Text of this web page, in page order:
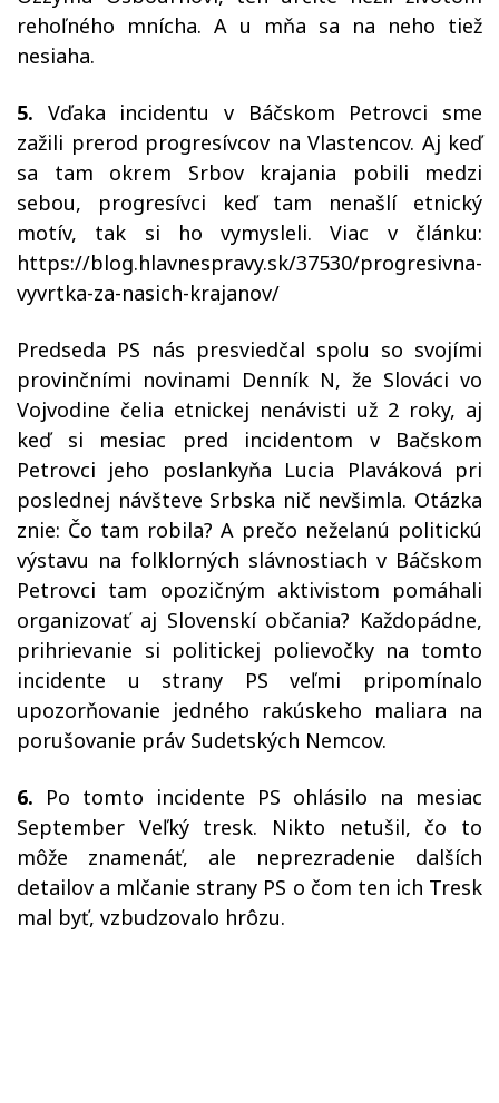
rehoľného mnícha. A u mňa sa na neho tiež
nesiaha.
5. Vďaka incidentu v Báčskom Petrovci sme
zažili prerod progresívcov na Vlastencov. Aj keď
sa tam okrem Srbov krajania pobili medzi
sebou, progresívci keď tam nenašlí etnický
motív, tak si ho vymysleli. Viac v článku:
https://blog.hlavnespravy.sk/37530/progresivna-
vyvrtka-za-nasich-krajanov/
Predseda PS nás presviedčal spolu so svojími
provinčními novinami Denník N, že Slováci vo
Vojvodine čelia etnickej nenávisti už 2 roky, aj
keď si mesiac pred incidentom v Bačskom
Petrovci jeho poslankyňa Lucia Plaváková pri
poslednej návšteve Srbska nič nevšimla. Otázka
znie: Čo tam robila? A prečo neželanú politickú
výstavu na folklorných slávnostiach v Báčskom
Petrovci tam opozičným aktivistom pomáhali
organizovať aj Slovenskí občania? Každopádne,
prihrievanie si politickej polievočky na tomto
incidente u strany PS veľmi pripomínalo
upozorňovanie jedného rakúskeho maliara na
porušovanie práv Sudetských Nemcov.
6. Po tomto incidente PS ohlásilo na mesiac
September Veľký tresk. Nikto netušil, čo to
môže znamenáť, ale neprezradenie dalších
detailov a mlčanie strany PS o čom ten ich Tresk
mal byť, vzbudzovalo hrôzu.